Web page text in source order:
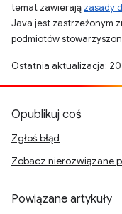
temat zawierają zasady
Java jest zastrzeżonym
podmiotów
Ostatnia aktualizacja:
Opublikuj coś
Zgłoś błąd
Zobacz nierozwiązane
Powiązane artykuły